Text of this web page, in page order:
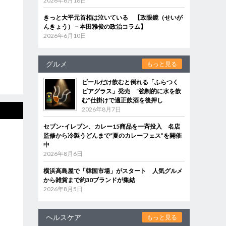
きっと大平元首相は泣いている 【政眼鏡（せいが
んきょう）－本田雅俊の政治コラム】
2026年6月10日
グルメ もっと見る
ビールだけ飲むと倒れる「ふらつく
ビアグラス」発売 “強制的に水を飲
む”仕掛けで適正飲酒を後押し
2026年8月7日
セブン‐イレブン、カレー15商品を一斉投入 名店
監修から冷製うどんまで“夏のカレーフェス”を開催
中
2026年8月6日
横浜高島屋で「韓国市場」がスタート 人気グルメ
から雑貨まで約30ブランドが集結
2026年8月5日
ヘルスケア もっと見る